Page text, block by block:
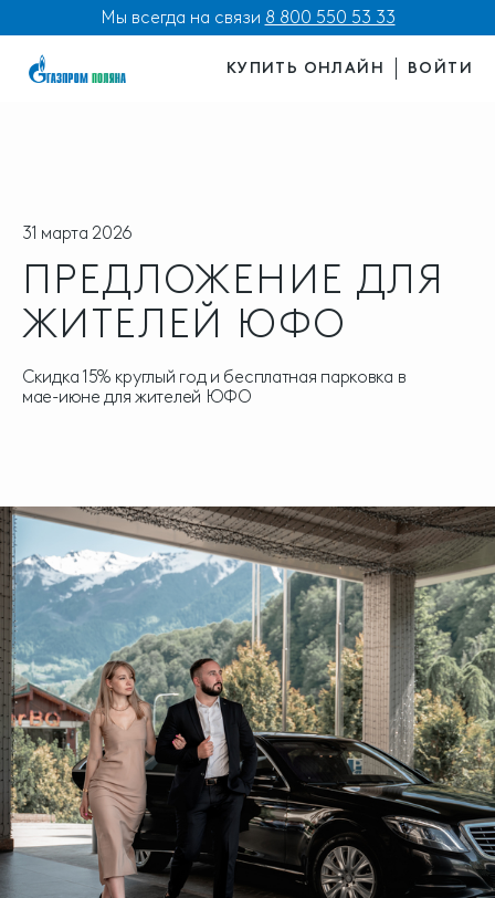
Мы всегда на связи 8 800 550 53 33
КУПИТЬ ОНЛАЙН ВОЙТИ
31 марта 2026
ПРЕДЛОЖЕНИЕ ДЛЯ
ЖИТЕЛЕЙ ЮФО
Скидка 15% круглый год и бесплатная парковка в
мае-июне для жителей ЮФО